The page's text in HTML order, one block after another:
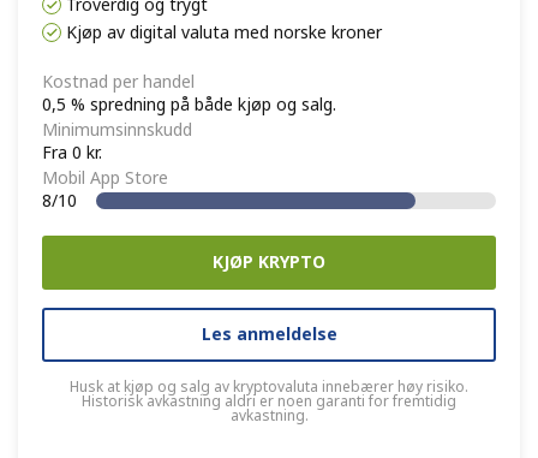
Kjøp av digital valuta med norske kroner
Kostnad per handel
0,5 % spredning på både kjøp og salg.
Minimumsinnskudd
Fra 0 kr.
Mobil App Store
8/10
KJØP KRYPTO
Les anmeldelse
Husk at kjøp og salg av kryptovaluta innebærer høy risiko.
Historisk avkastning aldri er noen garanti for fremtidig
avkastning.